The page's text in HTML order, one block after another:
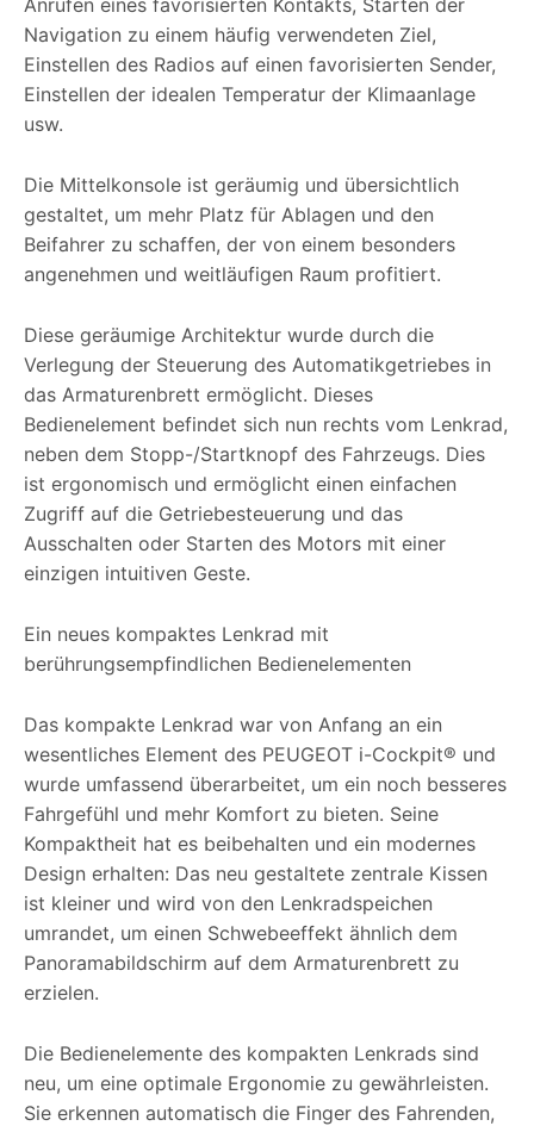
Navigation zu einem häufig verwendeten Ziel,
Einstellen des Radios auf einen favorisierten Sender,
Einstellen der idealen Temperatur der Klimaanlage
usw.
Die Mittelkonsole ist geräumig und übersichtlich
gestaltet, um mehr Platz für Ablagen und den
Beifahrer zu schaffen, der von einem besonders
angenehmen und weitläufigen Raum profitiert.
Diese geräumige Architektur wurde durch die
Verlegung der Steuerung des Automatikgetriebes in
das Armaturenbrett ermöglicht. Dieses
Bedienelement befindet sich nun rechts vom Lenkrad,
neben dem Stopp-/Startknopf des Fahrzeugs. Dies
ist ergonomisch und ermöglicht einen einfachen
Zugriff auf die Getriebesteuerung und das
Ausschalten oder Starten des Motors mit einer
einzigen intuitiven Geste.
Ein neues kompaktes Lenkrad mit
berührungsempfindlichen Bedienelementen
Das kompakte Lenkrad war von Anfang an ein
wesentliches Element des PEUGEOT i-Cockpit® und
wurde umfassend überarbeitet, um ein noch besseres
Fahrgefühl und mehr Komfort zu bieten. Seine
Kompaktheit hat es beibehalten und ein modernes
Design erhalten: Das neu gestaltete zentrale Kissen
ist kleiner und wird von den Lenkradspeichen
umrandet, um einen Schwebeeffekt ähnlich dem
Panoramabildschirm auf dem Armaturenbrett zu
erzielen.
Die Bedienelemente des kompakten Lenkrads sind
neu, um eine optimale Ergonomie zu gewährleisten.
Sie erkennen automatisch die Finger des Fahrenden,